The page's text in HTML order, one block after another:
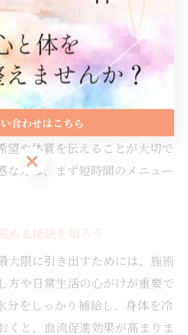
効果も期待できます。施術中
副交感神経が優位になり、スト
つながります。実際に「施術後
」「ぐっすり眠れるようになっ
られます。
べての人に合うとは限らないた
望や体質を伝えることが大切で
な方は、まず短時間のメニュー
める秘訣を知ろう
大限に引き出すためには、施術
方や日常生活の心がけが重要で
分をしっかり補給し、身体を冷
くと、血流促進効果が高まりま
合わせはこちら
合わせはこちら